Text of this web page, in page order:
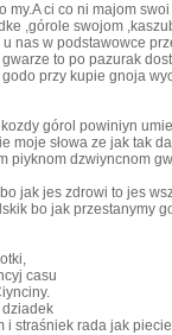
my.A ci co ni majom
,górole swojom
nas w podstawowce
to po pazurak
przy kupie gnoja
górol powiniyn
moje słowa ze jak tak
piyknom dzwiyncnom
jak jes zdrowi to jes
bo jak przestanymy
casu
dziadek
i straśniek rada jak